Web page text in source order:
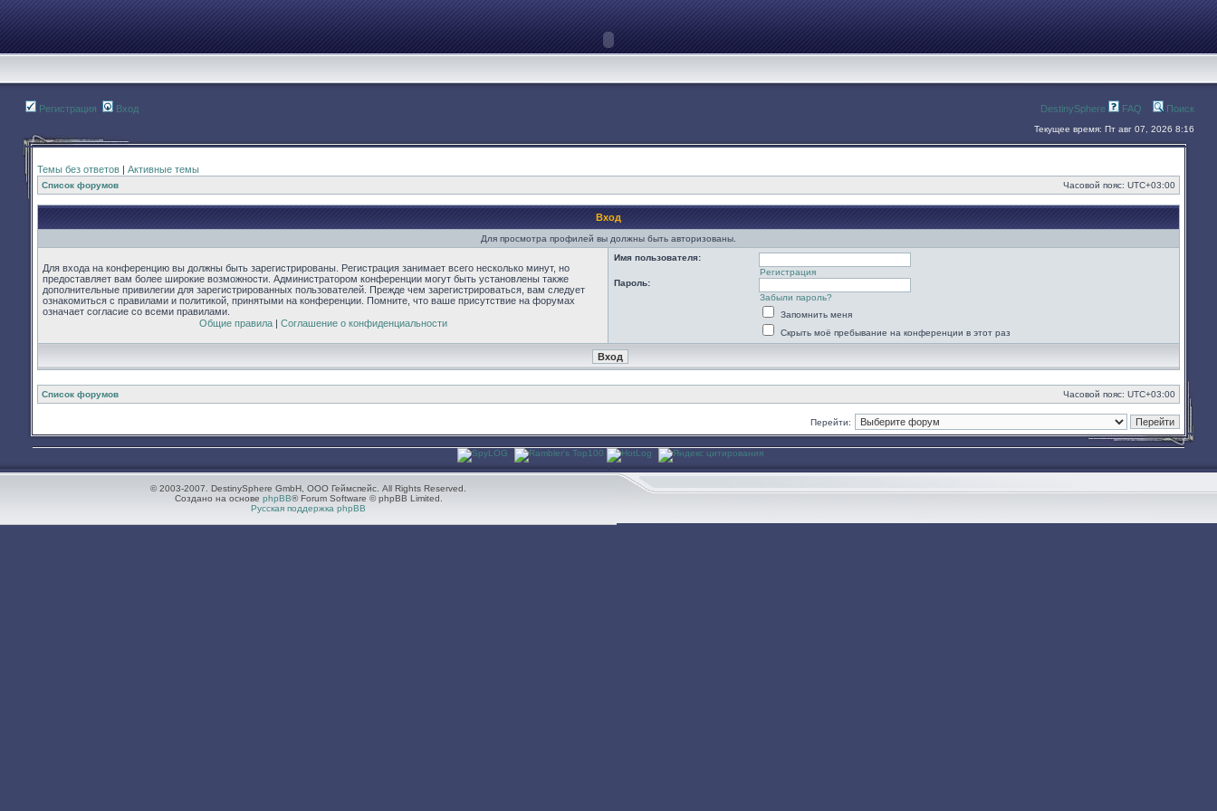
Регистрация Вход DestinySphere FAQ Поиск
Текущее время: Пт авг 07, 2026 8:16
Темы без ответов | Активные темы
Список форумов Часовой пояс: UTC+03:00
Вход
Для просмотра профилей вы должны быть авторизованы.
Для входа на конференцию вы должны быть зарегистрированы. Регистрация занимает всего несколько минут, но
предоставляет вам более широкие возможности. Администратором конференции могут быть установлены также
дополнительные привилегии для зарегистрированных пользователей. Прежде чем зарегистрироваться, вам следует
ознакомиться с правилами и политикой, принятыми на конференции. Помните, что ваше присутствие на форумах
означает согласие со всеми правилами.
Общие правила| Соглашение о конфиденциальности
Имя пользователя:
Регистрация
Пароль:
Забыли пароль?
Запомнить меня
Скрыть моё пребывание на конференции в этот раз
Список форумов Часовой пояс: UTC+03:00
Перейти:
© 2003-2007. DestinySphere GmbH, ООО Геймспейс. All Rights Reserved.
Создано на основе phpBB® Forum Software © phpBB Limited.
Русская поддержка phpBB